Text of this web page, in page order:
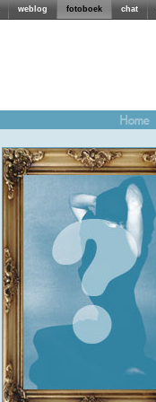
weblog fotoboek chat